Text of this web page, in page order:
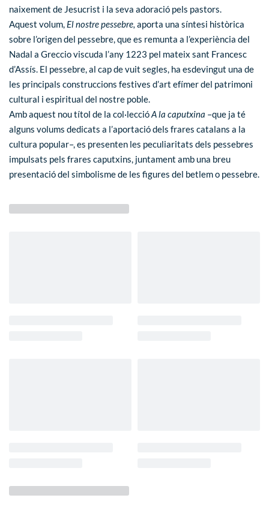
naixement de Jesucrist i la seva adoració pels pastors.
Aquest volum, El nostre pessebre, aporta una síntesi històrica
sobre l’origen del pessebre, que es remunta a l’experiència del
Nadal a Greccio viscuda l’any 1223 pel mateix sant Francesc
d’Assís. El pessebre, al cap de vuit segles, ha esdevingut una de
les principals construccions festives d’art efímer del patrimoni
cultural i espiritual del nostre poble.
Amb aquest nou títol de la col·leccióA la caputxina –que ja té
alguns volums dedicats a l’aportació dels frares catalans a la
cultura popular–, es presenten les peculiaritats dels pessebres
impulsats pels frares caputxins, juntament amb una breu
presentació del simbolisme de les figures del betlem o pessebre.